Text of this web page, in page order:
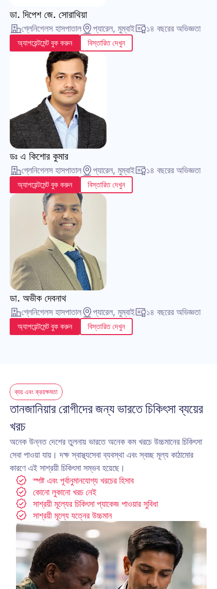
ডা. দিপেশ জে. সোরাথিয়া
গ্লেনিগেলস হাসপাতাল প্যারেল, মুম্বাই ১৪ বছরের অভিজ্ঞতা
অ্যাপয়েন্টমেন্ট বুক করুন বিস্তারিত দেখুন
ডঃ এ কিশোর কুমার
গ্লেনিগেলস হাসপাতাল প্যারেল, মুম্বাই ১৪ বছরের অভিজ্ঞতা
অ্যাপয়েন্টমেন্ট বুক করুন বিস্তারিত দেখুন
ডা. অভীক দেবনাথ
গ্লেনিগেলস হাসপাতাল প্যারেল, মুম্বাই ১৪ বছরের অভিজ্ঞতা
অ্যাপয়েন্টমেন্ট বুক করুন বিস্তারিত দেখুন
ব্যয় এবং ক্রয়ক্ষমতা
তানজানিয়ার রোগীদের জন্য ভারতে চিকিৎসা ব্যয়ের
খরচ
অনেক উন্নত দেশের তুলনায় ভারতে অনেক কম খরচে উচ্চমানের চিকিৎসা
সেবা পাওয়া যায়। দক্ষ স্বাস্থ্যসেবা ব্যবস্থা এবং স্বচ্ছ মূল্য কাঠামোর
কারণে এই সাশ্রয়ী চিকিৎসা সম্ভব হয়েছে।
স্পষ্ট এবং পূর্বানুমানযোগ্য খরচের হিসাব
কোনো লুকানো খরচ নেই
সাশ্রয়ী মূল্যের চিকিৎসা প্যাকেজ পাওয়ার সুবিধা
সাশ্রয়ী মূল্যে যত্নের উচ্চমান